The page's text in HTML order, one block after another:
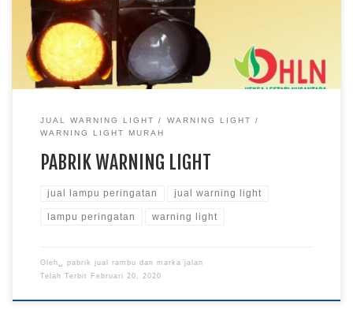
JUAL WARNING LIGHT
WARNING LIGHT
WARNING LIGHT MURAH
PABRIK WARNING LIGHT
jual lampu peringatan jual warning light
lampu peringatan warning light
Oleh␣ pabrik jual rambu dan marka jalan
Telah Terbit
Februari 20, 2020